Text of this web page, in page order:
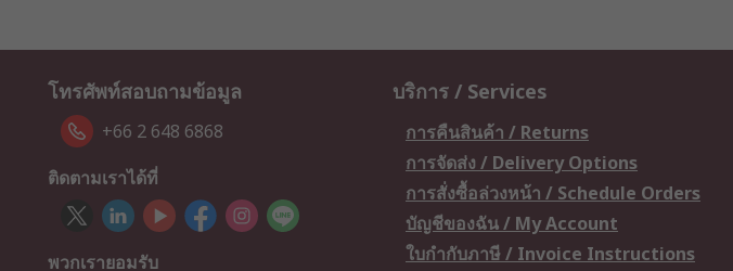
โทรศัพท์สอบถามข้อมูล
+66 2 648 6868
ติดตามเราได้ที่
พวกเรายอมรับ
บริการ / Services
การคืนสินค้า / Returns
การจัดส่ง / Delivery Options
การสั่งซื้อล่วงหน้า / Schedule Orders
บัญชีของฉัน / My Account
ใบกำกับภาษี / Invoice Instructions